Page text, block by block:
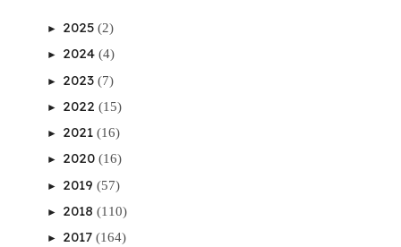
► 2025 (2)
► 2024 (4)
► 2023 (7)
► 2022 (15)
► 2021 (16)
► 2020 (16)
► 2019 (57)
► 2018 (110)
► 2017 (164)